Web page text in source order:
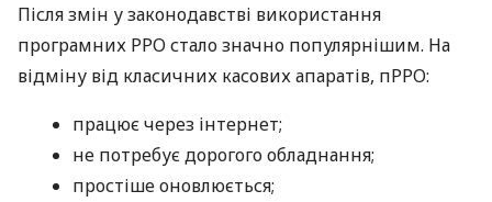
Після змін у законодавстві використання
програмних РРО стало значно популярнішим. На
відміну від класичних касових апаратів, пРРО:
працює через інтернет;
не потребує дорогого обладнання;
простіше оновлюється;